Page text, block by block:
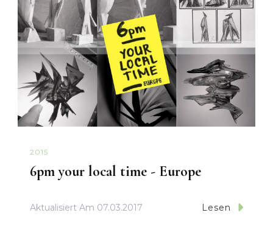
2015
6pm your local time - Europe
Aktualisiert Am 07.03.2017 Lesen